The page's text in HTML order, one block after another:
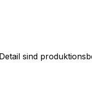
sind